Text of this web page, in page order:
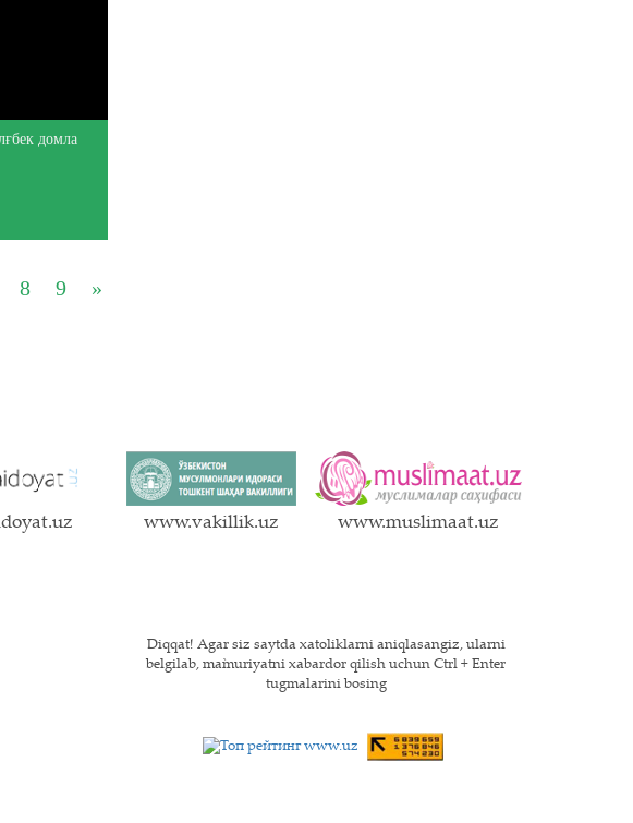
домла
8 9 »
www.vakillik.uz www.muslimaat.uz
Diqqat! Agar siz saytda xatoliklarni aniqlasangiz, ularni
belgilab, ma`muriyatni xabardor qilish uchun Ctrl + Enter
tugmalarini bosing